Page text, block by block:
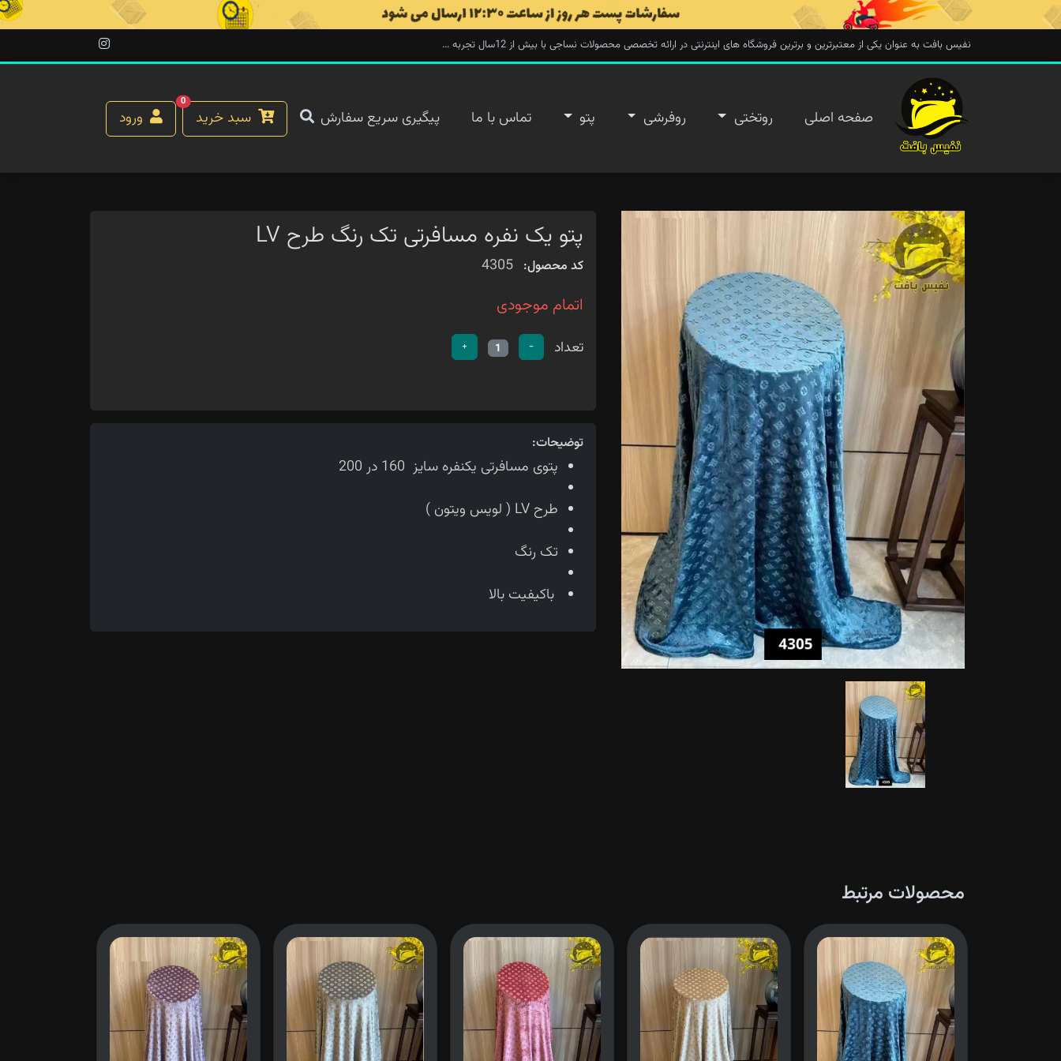
نفیس بافت به عنوان یکی از معتبرترین و برترین فروشگاه های اینترنتی در ارائه تخصصی محصولات نساجی با بیش از 12سال تجربه ...
صفحه اصلی روتختی روفرشی پتو تماس با ما پیگیری سریع سفارش سبد خرید
0
ورود
پتو یک نفره مسافرتی تک رنگ طرح LV
کد محصول: 4305
اتمام موجودی
تعداد -
1
+
توضیحات:
پتوی مسافرتی یکنفره سایز 160 در 200
طرح LV ( لویس ویتون )
تک رنگ
باکیفیت بالا
محصولات مرتبط